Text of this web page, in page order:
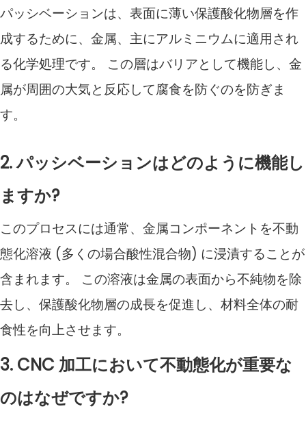
パッシベーションは、表面に薄い保護酸化物層を作
成するために、金属、主にアルミニウムに適用され
る化学処理です。 この層はバリアとして機能し、金
属が周囲の大気と反応して腐食を防ぐのを防ぎま
す。
2. パッシベーションはどのように機能し
ますか?
このプロセスには通常、金属コンポーネントを不動
態化溶液 (多くの場合酸性混合物) に浸漬することが
含まれます。 この溶液は金属の表面から不純物を除
去し、保護酸化物層の成長を促進し、材料全体の耐
食性を向上させます。
3. CNC 加工において不動態化が重要な
のはなぜですか?